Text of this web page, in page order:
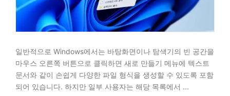
일반적으로 Windows에서는 바탕화면이나 탐색기의 빈 공간을
마우스 오른쪽 버튼으로 클릭하면 새로 만들기 메뉴에 텍스트
문서와 같이 손쉽게 다양한 파일 형식을 생성할 수 있도록 포함
되어 있습니다. 하지만 일부 사용자는 해당 목록에서 ...